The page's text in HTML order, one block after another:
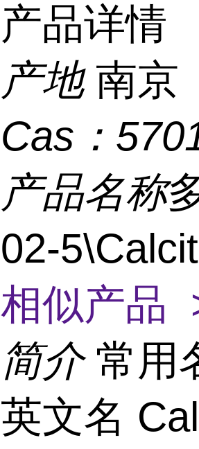
产品详情
产地 南京
Cas：
产品名称
02-
相似产品
简介 常用
英文名